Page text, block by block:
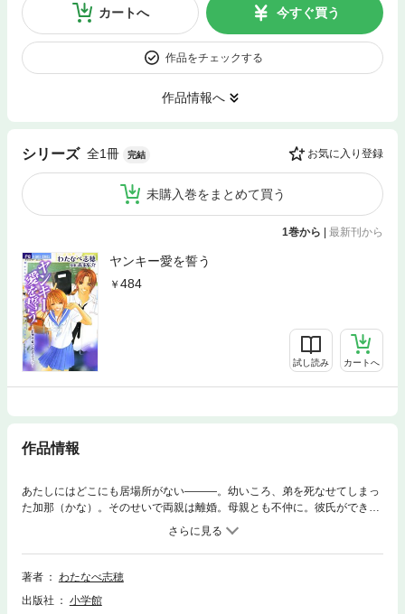
カートへ 今すぐ買う
作品をチェックする
作品情報へ
シリーズ 全1冊 完結 お気に入り登録
未購入巻をまとめて買う
1巻から 最新刊から
ヤンキー愛を誓う
484
試し読み カートへ
作品情報
あたしにはどこにも居場所がない―――。幼いころ、弟を死なせてしまっ
た加那（かな）。そのせいで両親は離婚。母親とも不仲に。彼氏ができ
て、やっと安らげる場所を見つけたと思ったのに…だまされて…。自殺未
遂、高校を自主退学。事件が相次ぎ母親からも見捨てられた加那の前に、
義家（よしいえ）という男が現れて…！？
著者
わたなべ志穂
出版社
小学館